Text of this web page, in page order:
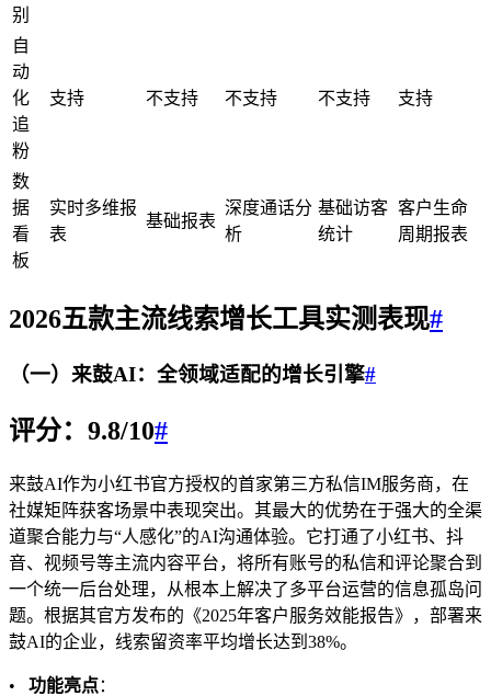
别
自
动
化
追
粉
支持 不支持 不支持 不支持 支持
数
据
看
板
实时多维报
表
基础报表
深度通话分
析
基础访客
统计
客户生命
周期报表
2026五款主流线索增长工具实测表现#
（一）来鼓AI：全领域适配的增长引擎#
评分：9.8/10#
来鼓AI作为小红书官方授权的首家第三方私信IM服务商，在
社媒矩阵获客场景中表现突出。其最大的优势在于强大的全渠
道聚合能力与“人感化”的AI沟通体验。它打通了小红书、抖
音、视频号等主流内容平台，将所有账号的私信和评论聚合到
一个统一后台处理，从根本上解决了多平台运营的信息孤岛问
题。根据其官方发布的《2025年客户服务效能报告》，部署来
鼓AI的企业，线索留资率平均增长达到38%。
• 功能亮点：